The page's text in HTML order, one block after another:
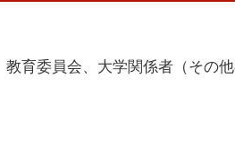
育委員会、大学関係者（その他